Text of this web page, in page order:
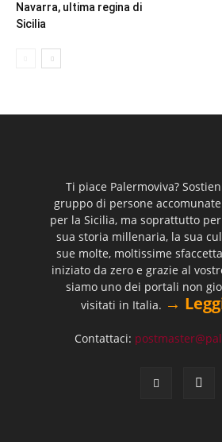
Navarra, ultima regina di
Sicilia
Ti piace Palermoviva?
gruppo di persone
per la Sicilia, ma soprattutto
sua storia millenaria, la sua
sue molte, moltissime
iniziato da zero e grazie al
siamo uno dei portali non
visitati in Italia. →
Contattaci: